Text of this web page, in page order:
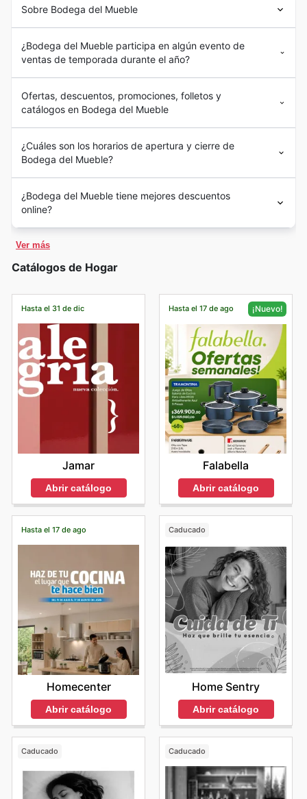
Sobre Bodega del Mueble
¿Bodega del Mueble participa en algún evento de
ventas de temporada durante el año?
Ofertas, descuentos, promociones, folletos y
catálogos en Bodega del Mueble
¿Cuáles son los horarios de apertura y cierre de
Bodega del Mueble?
¿Bodega del Mueble tiene mejores descuentos
online?
Ver más
Catálogos de Hogar
Hasta el 31 de dic
Jamar
Abrir catálogo
Hasta el 17 de ago ¡Nuevo!
Falabella
Abrir catálogo
Hasta el 17 de ago
Homecenter
Abrir catálogo
Caducado
Home Sentry
Abrir catálogo
Caducado Caducado